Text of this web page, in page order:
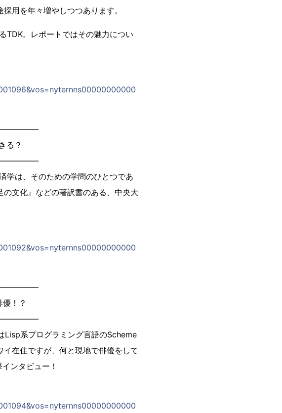
用を年々増やしつつあります。
TDK。レポートではその魅力につい
る？
学は、そのための学問のひとつであ
文化』などの著訳書のある、中央大
！？
Lisp系プログラミング言語のScheme
在住ですが、何と現地で俳優をして
ンタビュー！